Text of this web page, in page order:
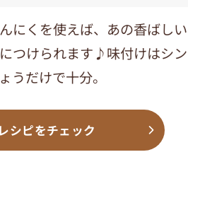
にくを使えば、あの香ばしい
つけられます♪味付けはシン
うだけで十分。
レシピをチェック